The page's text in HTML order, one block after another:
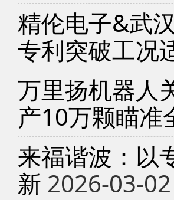
精伦电子&武
专利突破工况
万里扬机器人
产10万颗瞄准
来福谐波：以
新 2026-03-02